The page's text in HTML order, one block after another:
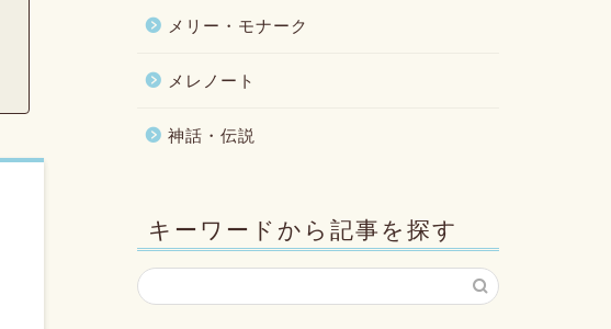
メリー・モナーク
メレノート
神話・伝説
キーワードから記事を探す